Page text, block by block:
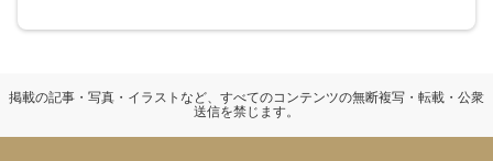
掲載の記事・写真・イラストなど、すべてのコンテンツの無断複写・転載・公衆
送信を禁じます。